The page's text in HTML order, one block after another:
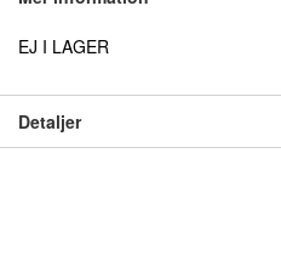
EJ I LAGER
Detaljer